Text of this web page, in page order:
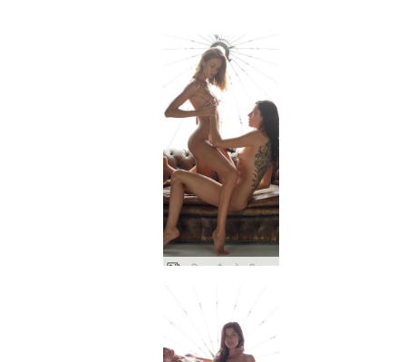
आलिया और ओक्सी कामुक कल्पना